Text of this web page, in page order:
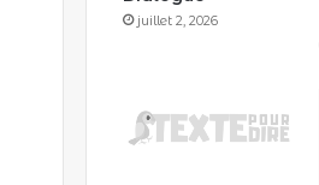
juillet 2, 2026